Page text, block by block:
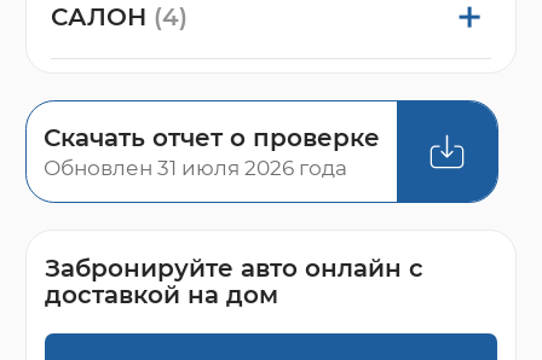
САЛОН (4)
Скачать отчет о проверке
Обновлен 31 июля 2026 года
Забронируйте авто онлайн с
доставкой на дом